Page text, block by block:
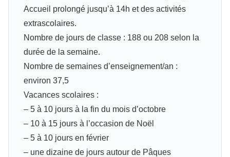
Accueil prolongé jusqu’à 14h et des activités
extrascolaires.
Nombre de jours de classe : 188 ou 208 selon la
durée de la semaine.
Nombre de semaines d’enseignement/an :
environ 37,5
Vacances scolaires :
– 5 à 10 jours à la fin du mois d’octobre
– 10 à 15 jours à l’occasion de Noël
– 5 à 10 jours en février
– une dizaine de jours autour de Pâques